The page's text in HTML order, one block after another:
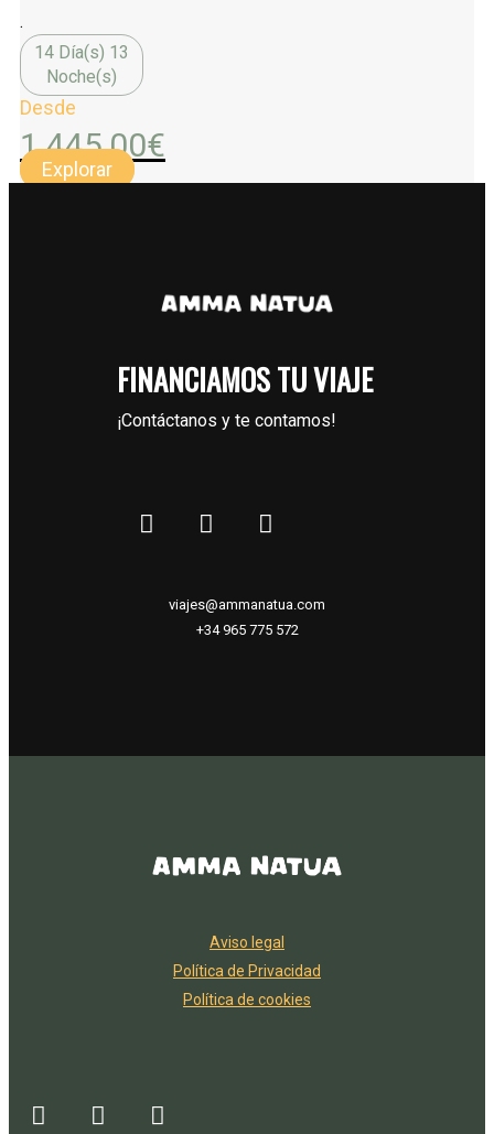
.
14 Día(s) 13
Noche(s)
Desde
1.445,00€
Explorar
FINANCIAMOS TU VIAJE
¡Contáctanos y te contamos!
viajes@ammanatua.com
+34 965 775 572
Aviso legal
Política de Privacidad
Política de cookies